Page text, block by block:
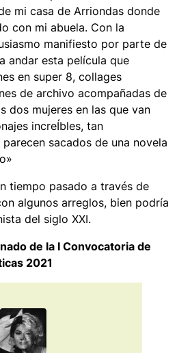
mi casa de Arriondas donde
con mi abuela. Con la
manifiesto por parte de
andar esta película que
en super 8, collages
de archivo acompañadas de
dos mujeres en las que van
increÍbles, tan
sacados de una novela
tiempo pasado a través de
algunos arreglos, bien podría
del siglo XXI.
de la I Convocatoria de
2021